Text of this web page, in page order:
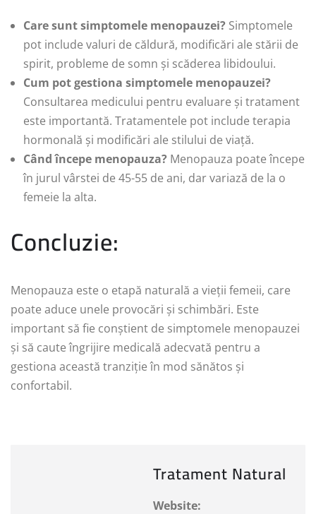
Care sunt simptomele menopauzei? Simptomele
pot include valuri de căldură, modificări ale stării de
spirit, probleme de somn și scăderea libidoului.
Cum pot gestiona simptomele menopauzei?
Consultarea medicului pentru evaluare și tratament
este importantă. Tratamentele pot include terapia
hormonală și modificări ale stilului de viață.
Când începe menopauza? Menopauza poate începe
în jurul vârstei de 45-55 de ani, dar variază de la o
femeie la alta.
Concluzie:
Menopauza este o etapă naturală a vieții femeii, care
poate aduce unele provocări și schimbări. Este
important să fie conștient de simptomele menopauzei
și să caute îngrijire medicală adecvată pentru a
gestiona această tranziție în mod sănătos și
confortabil.
Tratament Natural
Website: